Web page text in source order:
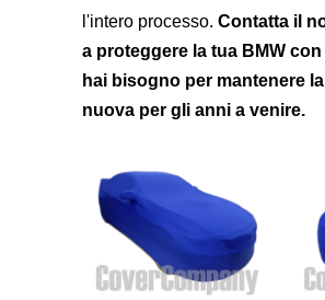
l'intero processo. Contatta il
a proteggere la tua BMW
hai bisogno per mantenere
nuova per gli anni a venire.